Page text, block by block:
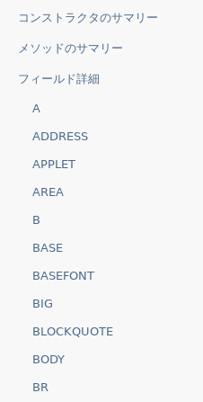
コンストラクタのサマリー
メソッドのサマリー
フィールド詳細
A
ADDRESS
APPLET
AREA
B
BASE
BASEFONT
BIG
BLOCKQUOTE
BODY
BR